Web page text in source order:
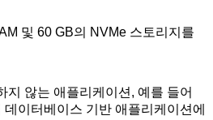
및 60 GB의 NVMe 스토리지를
않는 애플리케이션, 예를 들어
이터베이스 기반 애플리케이션에